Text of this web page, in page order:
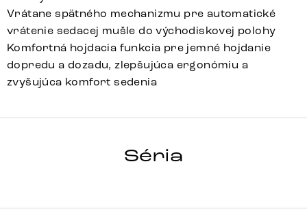
Vrátane spätného mechanizmu pre automatické
vrátenie sedacej mušle do východiskovej polohy
Komfortná hojdacia funkcia pre jemné hojdanie
dopredu a dozadu, zlepšujúca ergonómiu a
zvyšujúca komfort sedenia
Séria
Nube-Flex
Array